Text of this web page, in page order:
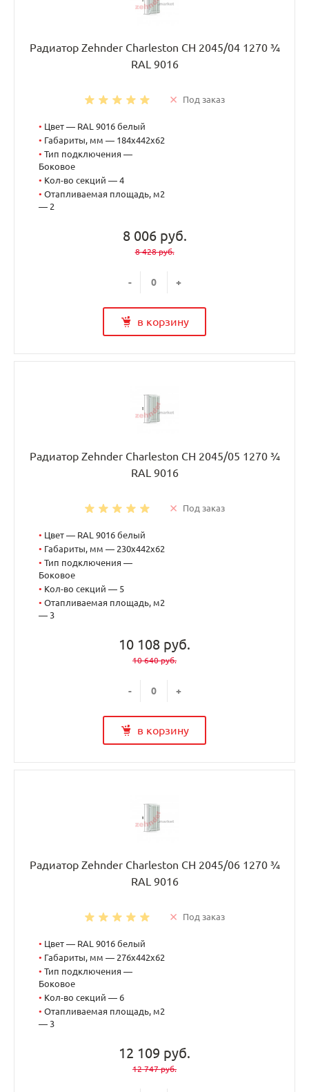
Радиатор Zehnder Charleston CH 2045/04 1270 ¾
RAL 9016
Под заказ
• Цвет — RAL 9016 белый
• Габариты, мм — 184x442x62
• Тип подключения —
Боковое
• Кол-во секций — 4
• Отапливаемая площадь, м2
— 2
8 006 руб.
8 428 руб.
- +
в корзину
Радиатор Zehnder Charleston CH 2045/05 1270 ¾
RAL 9016
Под заказ
• Цвет — RAL 9016 белый
• Габариты, мм — 230x442x62
• Тип подключения —
Боковое
• Кол-во секций — 5
• Отапливаемая площадь, м2
— 3
10 108 руб.
10 640 руб.
- +
в корзину
Радиатор Zehnder Charleston CH 2045/06 1270 ¾
RAL 9016
Под заказ
• Цвет — RAL 9016 белый
• Габариты, мм — 276x442x62
• Тип подключения —
Боковое
• Кол-во секций — 6
• Отапливаемая площадь, м2
— 3
12 109 руб.
12 747 руб.